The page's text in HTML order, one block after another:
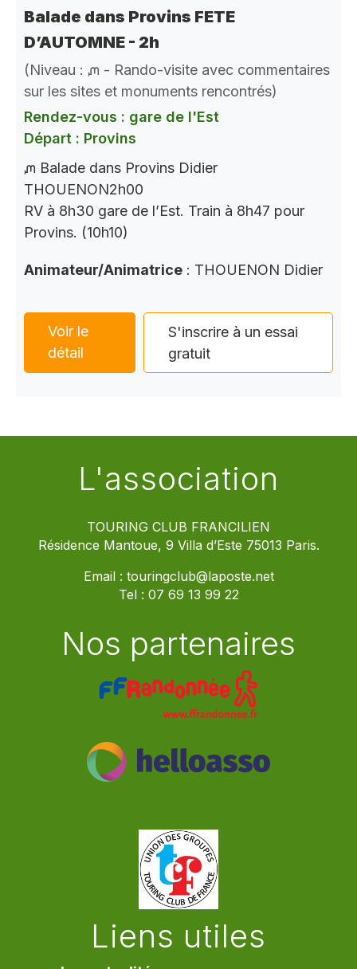
Balade dans Provins FETE
D’AUTOMNE - 2h
(Niveau : ᘻ - Rando-visite avec commentaires
sur les sites et monuments rencontrés)
Rendez-vous : gare de l'Est
Départ : Provins
ᘻ Balade dans Provins Didier
THOUENON2h00
RV à 8h30 gare de l’Est. Train à 8h47 pour
Provins. (10h10)
Animateur/Animatrice : THOUENON Didier
Voir le
détail
S'inscrire à un essai
gratuit
L'association
TOURING CLUB FRANCILIEN
Résidence Mantoue, 9 Villa d’Este 75013 Paris.
Email : touringclub@laposte.net
Tel : 07 69 13 99 22
Nos partenaires
Liens utiles